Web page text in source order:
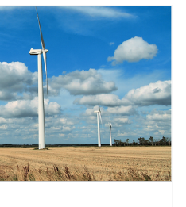
adresserer, endda fra